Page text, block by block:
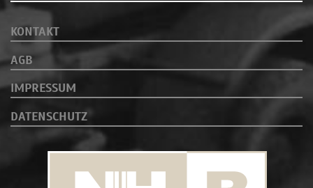
KONTAKT
AGB
IMPRESSUM
DATENSCHUTZ